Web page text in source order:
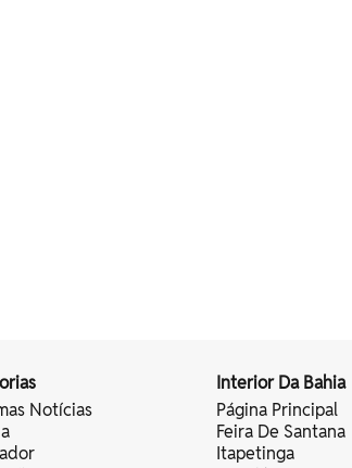
Notícias
Interior Da Bahia
Página Principal
Feira De Santana
Itapetinga